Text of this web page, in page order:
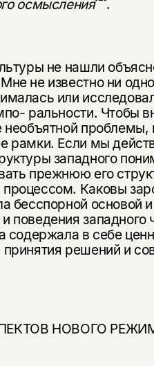
осмысления .
не нашли
не известно ни
или
ральности. Чтобы
необъятной
рамки. Если мы
западного
прежнюю его
Каковы
бесспорной основой
поведения западного
содержала в себе
решений и
НОВОГО